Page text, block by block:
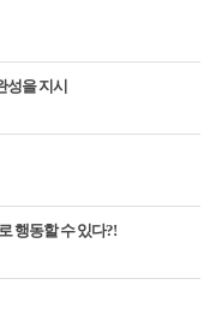
을 지시
행동할 수 있다?!